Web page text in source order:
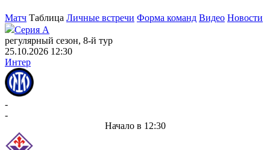
Матч Таблица Личные встречи Форма команд Видео Новости
Серия А
регулярный сезон, 8-й тур
25.10.2026 12:30
Интер
-
-
Начало в 12:30